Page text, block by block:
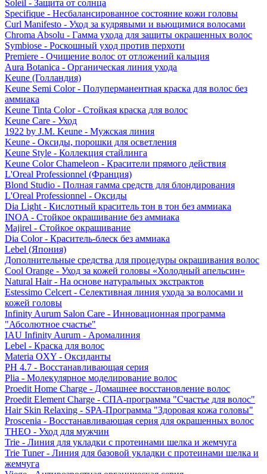
Soleil - Защита от солнца
Specifique - Несбалансированное состояние кожи головы
Curl Manifesto - Уход за кудрявыми и вьющимися волосами
Chroma Absolu - Гамма ухода для защиты окрашенных волос
Symbiose - Роскошный уход против перхоти
Premiere - Очищение волос от отложений кальция
Aura Botanica - Органическая линия ухода
Keune (Голландия)
Keune Semi Color - Полуперманентная краска для волос без
аммиака
Keune Tinta Color - Стойкая краска для волос
Keune Care - Уход
1922 by J.M. Keune - Мужская линия
Keune - Оксиды, порошки для осветления
Keune Style - Коллекция стайлинга
Keune Color Chameleon - Красители прямого действия
L'Oreal Professionnel (Франция)
Blond Studio - Полная гамма средств для блондирования
L'Oreal Professionnel - Оксиды
Dia Light - Кислотный краситель тон в тон без аммиака
INOA - Стойкое окрашивание без аммиака
Majirel - Стойкое окрашивание
Dia Color - Краситель-блеск без аммиака
Lebel (Япония)
Дополнительные средства для процедуры окрашивания волос
Cool Orange - Уход за кожей головы «Холодный апельсин»
Natural Hair - На основе натуральных экстрактов
Estessimo Celcert - Селективная линия ухода за волосами и
кожей головы
Infinity Aurum Salon Care - Инновационная программа
"Абсолютное счастье"
IAU Infinity Aurum - Аромалиния
Lebel - Краска для волос
Materia OXY - Оксиданты
PH 4.7 - Восстанавливающая серия
Plia - Молекулярное моделирование волос
Proedit Home Charge - Домашнее восстановление волос
Proedit Element Charge - СПА-программа "Счастье для волос"
Hair Skin Relaxing - SPA-Программа "Здоровая кожа головы"
Proscenia - Восстанавливающая серия для окрашенных волос
THEO - Уход для мужчин
Trie - Линия для укладки с протеинами шелка и жемчуга
Trie Tuner - Линия для базовой укладки с протеинами шелка и
жемчуга